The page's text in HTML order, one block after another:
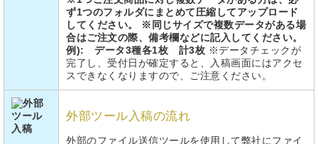
ず1つのフォルダにまとめて圧縮してアップロード
してください。 ※同じサイズで複数データがある場
合はご注文の際、備考欄などに記入してください。
例): データ3種各1枚 計3枚 ※データチェックが
完了し、受付日が確定すると、入稿画面にはアクセ
スできなくなりますので、ご注意ください。
外部ツール入稿の流れ
外部のファイル送信ツールを使用して弊社にファイ